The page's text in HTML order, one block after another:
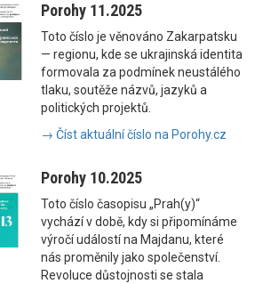
Porohy 11.2025
Toto číslo je věnováno Zakarpatsku
— regionu, kde se ukrajinská identita
formovala za podmínek neustálého
tlaku, soutěže názvů, jazyků a
politických projektů.
→ Číst aktuální číslo na Porohy.cz
Porohy 10.2025
Toto číslo časopisu „Prah(y)“
vychází v době, kdy si připomínáme
výročí událostí na Majdanu, které
nás proměnily jako společenství.
Revoluce důstojnosti se stala